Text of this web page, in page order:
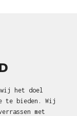
wij het doel
te bieden. Wij
met